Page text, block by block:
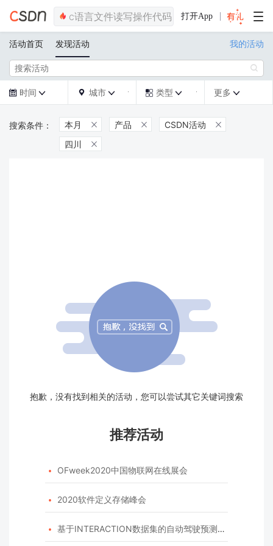
打开App
活动首页 发现活动 我的活动

 时间   城市   类型  更多 
本月  产品  CSDN活动 
四川 
抱歉，没有找到相关的活动，您可以尝试其它关键词搜索
推荐活动
 OFweek2020中国物联网在线展会
 2020软件定义存储峰会
 基于INTERACTION数据集的自动驾驶预测模型挑战赛